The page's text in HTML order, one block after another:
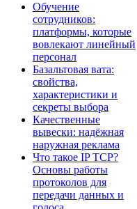
Обучение
сотрудников:
платформы, которые
вовлекают линейный
персонал
Базальтовая вата:
свойства,
характеристики и
секреты выбора
Качественные
вывески: надёжная
наружная реклама
Что такое IP TCP?
Основы работы
протоколов для
передачи данных и